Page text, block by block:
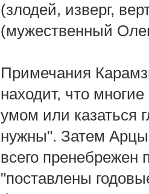
(злодей, изверг,
(мужественный
Примечания
находит, что
умом или казаться
нужны". Затем
всего пренебрежен
"поставлены